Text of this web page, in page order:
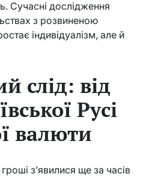
Сучасні дослідження
з розвиненою
індивідуалізм, але й
слід: від
Русі
валюти
з’явилися ще за часів